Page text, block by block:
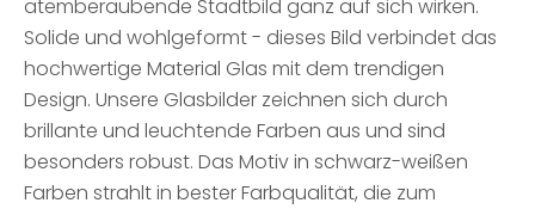
atemberaubende Stadtbild ganz auf sich wirken.
Solide und wohlgeformt - dieses Bild verbindet das
hochwertige Material Glas mit dem trendigen
Design. Unsere Glasbilder zeichnen sich durch
brillante und leuchtende Farben aus und sind
besonders robust. Das Motiv in schwarz-weißen
Farben strahlt in bester Farbqualität, die zum